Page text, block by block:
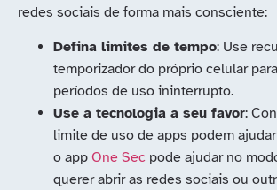
redes sociais de forma mais consciente:
Defina limites de tempo: Use
temporizador do próprio celular
períodos de uso ininterrupto.
Use a tecnologia a seu favor:
limite de uso de apps podem
o app One Sec pode ajudar no
querer abrir as redes sociais ou